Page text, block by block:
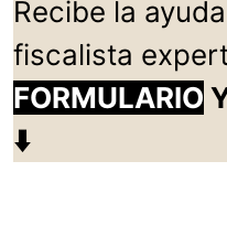
Recibe la
fiscalista
FORMULARIO
⬇️